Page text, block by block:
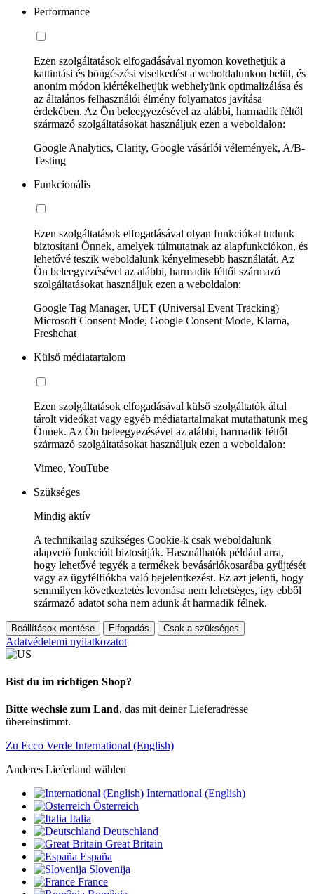
Performance
Ezen szolgáltatások elfogadásával nyomon követhetjük a
kattintási és böngészési viselkedést a weboldalunkon belül, és
anonim módon kiértékelhetjük webhelyünk optimalizálása és
az általános felhasználói élmény folyamatos javítása
érdekében. Az Ön beleegyezésével az alábbi, harmadik féltől
származó szolgáltatásokat használjuk ezen a weboldalon:
Google Analytics, Clarity, Google vásárlói vélemények, A/B-
Testing
Funkcionális
Ezen szolgáltatások elfogadásával olyan funkciókat tudunk
biztosítani Önnek, amelyek túlmutatnak az alapfunkciókon, és
lehetővé teszik weboldalunk kényelmesebb használatát. Az
Ön beleegyezésével az alábbi, harmadik féltől származó
szolgáltatásokat használjuk ezen a weboldalon:
Google Tag Manager, UET (Universal Event Tracking)
Microsoft Consent Mode, Google Consent Mode, Klarna,
Freshchat
Külső médiatartalom
Ezen szolgáltatások elfogadásával külső szolgáltatók által
tárolt videókat vagy egyéb médiatartalmakat mutathatunk meg
Önnek. Az Ön beleegyezésével az alábbi, harmadik féltől
származó szolgáltatásokat használjuk ezen a weboldalon:
Vimeo, YouTube
Szükséges
Mindig aktív
A technikailag szükséges Cookie-k csak weboldalunk
alapvető funkcióit biztosítják. Használhatók például arra,
hogy lehetővé tegyék a termékek bevásárlókosarába gyűjtését
vagy az ügyfélfiókba való bejelentkezést. Ez azt jelenti, hogy
semmilyen következtetés levonása nem lehetséges, így ebből
származó adatot soha nem adunk át harmadik félnek.
Beállítások mentése Elfogadás Csak a szükséges
Adatvédelemi nyilatkozatot
Bist du im richtigen Shop?
Bitte wechsle zum Land, das mit deiner Lieferadresse
übereinstimmt.
Zu Ecco Verde International (English)
Anderes Lieferland wählen
International (English)
Österreich
Italia
Deutschland
Great Britain
España
Slovenija
France